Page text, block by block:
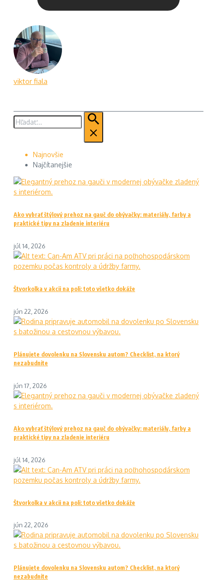
viktor fiala
Hľadať:
Najnovšie
Najčítanejšie
Ako vybrať štýlový prehoz na gauč do obývačky: materiály, farby a
praktické tipy na zladenie interiéru
júl 14, 2026
Štvorkolka v akcii na poli: toto všetko dokáže
jún 22, 2026
Plánujete dovolenku na Slovensku autom? Checklist, na ktorý
nezabudnite
jún 17, 2026
Ako vybrať štýlový prehoz na gauč do obývačky: materiály, farby a
praktické tipy na zladenie interiéru
júl 14, 2026
Štvorkolka v akcii na poli: toto všetko dokáže
jún 22, 2026
Plánujete dovolenku na Slovensku autom? Checklist, na ktorý
nezabudnite